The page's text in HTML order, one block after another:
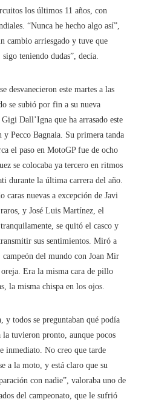
los últimos 11 años, con
“Nunca he hecho algo así”,
cambio arriesgado y tuve que
teniendo dudas”, decía.
desvanecieron este martes a las
se subió por fin a su nueva
Dall’Igna que ha arrasado este
y Pecco Bagnaia. Su primera tanda
el paso en MotoGP fue de ocho
se colocaba ya tercero en ritmos
durante la última carrera del año.
nuevas a excepción de Javi
y José Luis Martínez, el
se quitó el casco y
sus sentimientos. Miró a
del mundo con Joan Mir
Era la misma cara de pillo
la misma chispa en los ojos.
y todos se preguntaban qué podía
la tuvieron pronto, aunque pocos
inmediato. No creo que tarde
a la moto, y está claro que su
con nadie”, valoraba uno de
del campeonato, que le sufrió